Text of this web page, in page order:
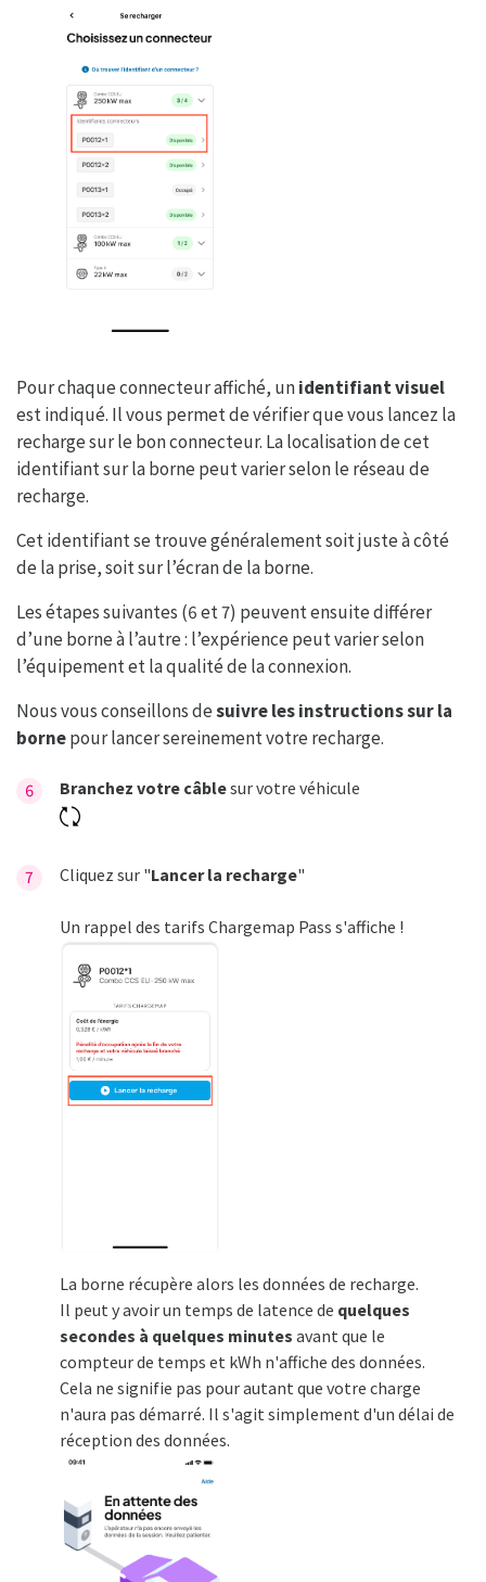
Pour chaque connecteur affiché, unidentifiant visuel
est indiqué. Il vous permet de vérifier que vous lancez la
recharge sur le bon connecteur. La localisation de cet
identifiant sur la borne peut varier selon le réseau de
recharge.
Cet identifiant se trouve généralement soit juste à côté
de la prise, soit sur l’écran de la borne.
Les étapes suivantes (6 et 7) peuvent ensuite différer
d’une borne à l’autre : l’expérience peut varier selon
l’équipement et la qualité de la connexion.
Nous vous conseillons desuivre les instructions sur la
bornepour lancer sereinement votre recharge.
Branchez votre câblesur votre véhicule
Cliquez sur "Lancer la recharge"
Un rappel des tarifs Chargemap Pass s'affiche !
La borne récupère alors les données de recharge.
Il peut y avoir un temps de latence de quelques
secondes à quelques minutes avant que le
compteur de temps et kWh n'affiche des données.
Cela ne signifie pas pour autant que votre charge
n'aura pas démarré. Il s'agit simplement d'un délai de
réception des données.